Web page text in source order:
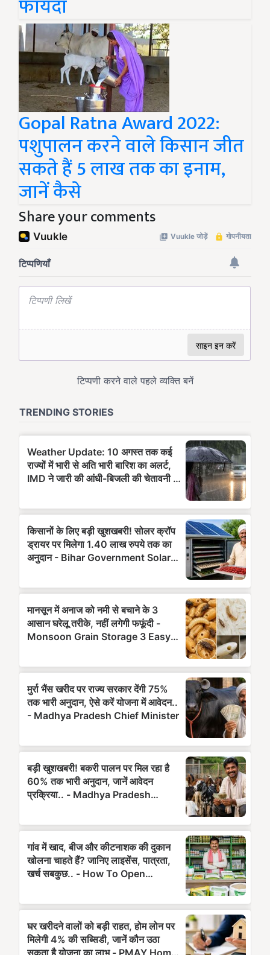
फायदा
Gopal Ratna Award 2022:
पशुपालन करने वाले किसान जीत
सकते हैं 5 लाख तक का इनाम,
जानें कैसे
Share your comments